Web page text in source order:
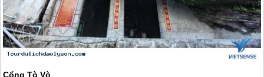
Cổng Tò Vò